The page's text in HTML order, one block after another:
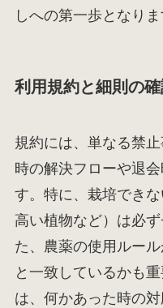
しへの第一歩となりま
利用規約と細則の
規約には、単なる禁
時の解決フローや退
す。特に、栽培でき
高い植物など）は必
た、農薬の使用ルー
と一致しているかも
は、何かあった時の